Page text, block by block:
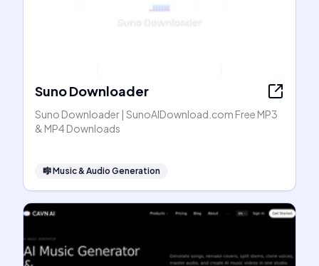
Suno Downloader
Suno Downloader | SunoAIDownload.com Free MP3
& MP4 Downloads
🎼Music & Audio Generation